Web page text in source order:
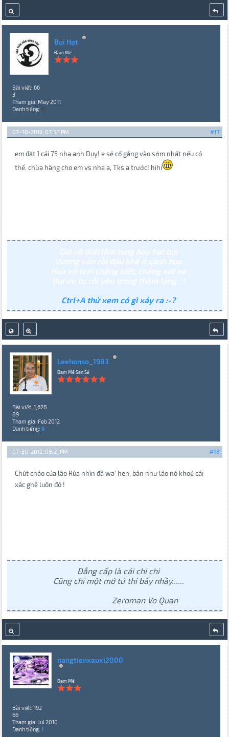
Bụi Hạt
Đam Mê
Bài viết: 66
3
Tham gia: May 2011
Danh tiếng: 0
#17
07-30-2012, 07:58 PM
em đặt 1 cái 75 nha anh Duy! e sẻ cố gắng vào sớm nhất nếu có
thể. chừa hàng cho em vs nha a, Tks a trước! hihi
Gió vô tình làm tung bay hạt bụi
Vương vấn rồi đậu khẽ ở cánh hoa
Hoa vô tình chẳng biết, chẳng xót xa
Bụi ưu tư rồi yêu trong thầm lặng...!
Ctrl+A thử xem có gì xảy ra :-?
Leehonso_1983
Đam Mê San Sẻ
Bài viết: 1,628
89
Tham gia: Feb 2012
Danh tiếng: 6
#18
07-30-2012, 08:21 PM
Chút cháo của lão Rùa nhìn đã wa' hen, bán như lão nó khoẻ cái
xác ghê luôn đó !
Đẳng cấp là cái chi chi
Cũng chỉ một mớ tử thi bấy nhầy......
Zeroman Vo Quan
nangtienxauxi2000
Đam Mê
Bài viết: 192
66
Tham gia: Jul 2010
Danh tiếng: 1